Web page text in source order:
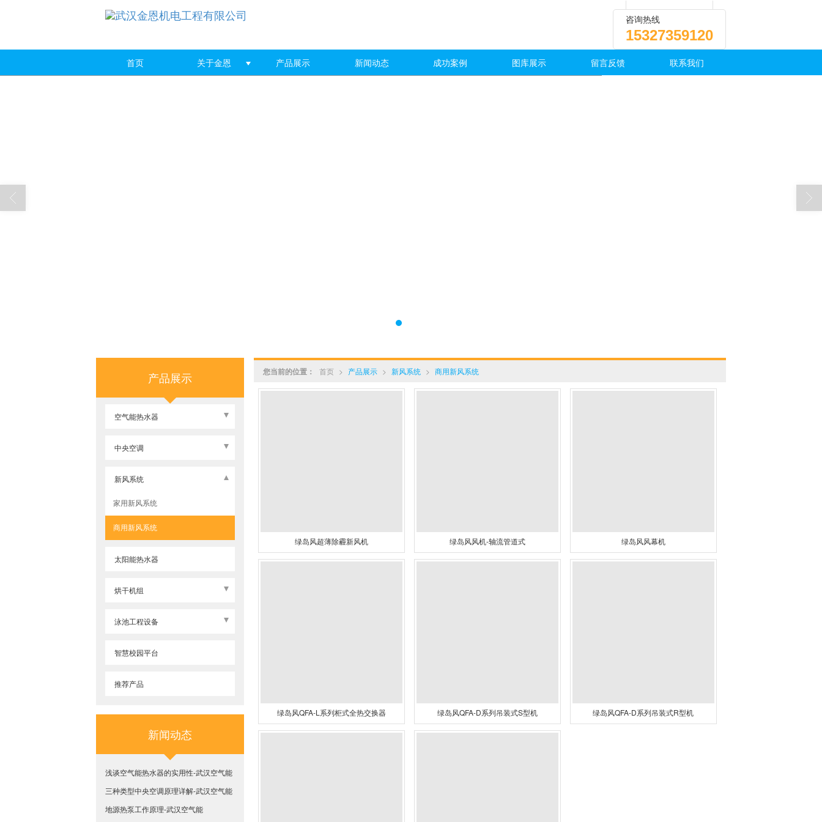
咨询热线
15327359120
首页 关于金恩 产品展示 新闻动态 成功案例 图库展示 留言反馈 联系我们
您当前的位置： 首页 > 产品展示 > 新风系统 > 商用新风系统
绿岛风超薄除霾新风机 绿岛风风机-轴流管道式 绿岛风风幕机
绿岛风QFA-L系列柜式全热交换器 绿岛风QFA-D系列吊装式S型机 绿岛风QFA-D系列吊装式R型机
产品展示
空气能热水器
普瑞思顿空气能热水器
同益空气能热水器
中央空调
新风系统
家用新风系统
商用新风系统
太阳能热水器
烘干机组
泳池工程设备
智慧校园平台
推荐产品
新闻动态
浅谈空气能热水器的实用性-武汉空气能
三种类型中央空调原理详解-武汉空气能
地源热泵工作原理-武汉空气能